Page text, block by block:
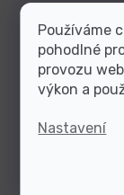
Používáme
pohodlné
provozu
výkon a
Nastavení